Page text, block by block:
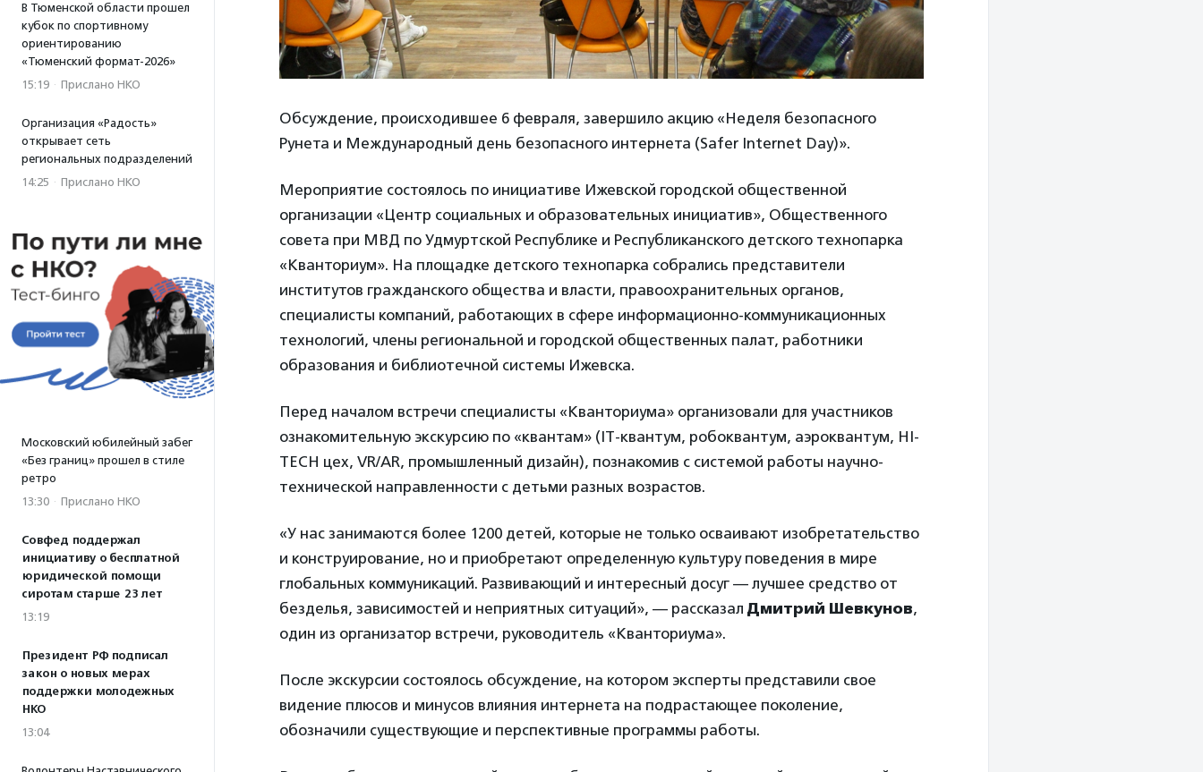
В Тюменской области прошел
кубок по спортивному
ориентированию
«Тюменский формат-2026»
15:19 · Прислано НКО
Организация «Радость»
открывает сеть
региональных подразделений
14:25 · Прислано НКО
Московский юбилейный забег
«Без границ» прошел в стиле
ретро
13:30 · Прислано НКО
Совфед поддержал
инициативу о бесплатной
юридической помощи
сиротам старше 23 лет
13:19
Президент РФ подписал
закон о новых мерах
поддержки молодежных
НКО
13:04
Обсуждение, происходившее 6 февраля, завершило акцию «Неделя безопасного
Рунета и Международный день безопасного интернета (Safer Internet Day)».
Мероприятие состоялось по инициативе Ижевской городской общественной
организации «Центр социальных и образовательных инициатив», Общественного
совета при МВД по Удмуртской Республике и Республиканского детского технопарка
«Кванториум». На площадке детского технопарка собрались представители
институтов гражданского общества и власти, правоохранительных органов,
специалисты компаний, работающих в сфере информационно-коммуникационных
технологий, члены региональной и городской общественных палат, работники
образования и библиотечной системы Ижевска.
Перед началом встречи специалисты «Кванториума» организовали для участников
ознакомительную экскурсию по «квантам» (IT-квантум, робоквантум, аэроквантум, HI-
TECH цех, VR/AR, промышленный дизайн), познакомив с системой работы научно-
технической направленности с детьми разных возрастов.
«У нас занимаются более 1200 детей, которые не только осваивают изобретательство
и конструирование, но и приобретают определенную культуру поведения в мире
глобальных коммуникаций. Развивающий и интересный досуг — лучшее средство от
безделья, зависимостей и неприятных ситуаций», — рассказал Дмитрий Шевкунов,
один из организатор встречи, руководитель «Кванториума».
После экскурсии состоялось обсуждение, на котором эксперты представили свое
видение плюсов и минусов влияния интернета на подрастающее поколение,
обозначили существующие и перспективные программы работы.